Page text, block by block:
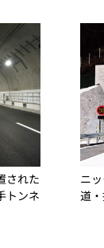
された
トンネ
ニ
道